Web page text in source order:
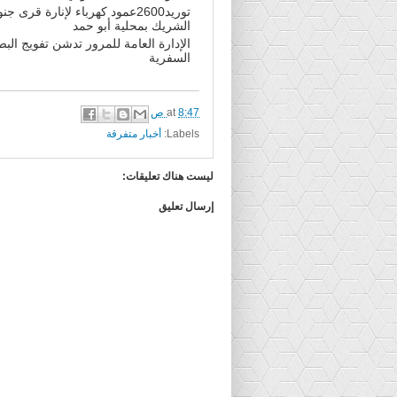
توريد2600عمود كهرباء لإنارة قرى
الشريك بمحلية أبو حمد
الإدارة العامة للمرور تدشن تفويج
السفرية
at8:47 ص
Labels:
أخبار متفرقة
ليست هناك تعليقات:
إرسال تعليق